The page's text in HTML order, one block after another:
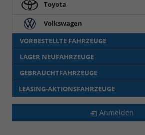
Toyota
Volkswagen
VORBESTELLTE FAHRZEUGE
LAGER NEUFAHRZEUGE
GEBRAUCHTFAHRZEUGE
LEASING-AKTIONSFAHRZEUGE
Anmelden